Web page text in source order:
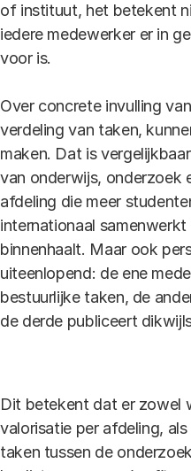
of instituut, het betekent
iedere medewerker er in
voor is.
Over concrete invulling
verdeling van taken,
maken. Dat is
van onderwijs, onderzoek
afdeling die meer
internationaal
binnenhaalt. Maar ook
uiteenlopend: de ene
bestuurlijke taken, de
de derde publiceert
Dit betekent dat er zowel
valorisatie per afdeling,
taken tussen de